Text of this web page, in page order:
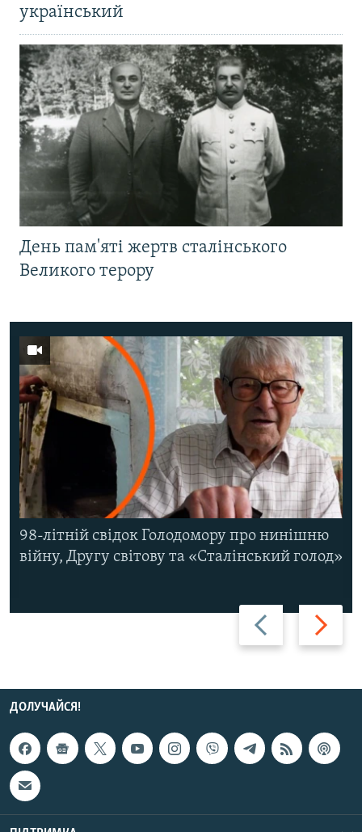
український
День пам'яті жертв сталінського
Великого терору
Назад Вперед
98-літній свідок Голодомору про нинішню
війну, Другу світову та «Сталінський голод»
ДОЛУЧАЙСЯ!